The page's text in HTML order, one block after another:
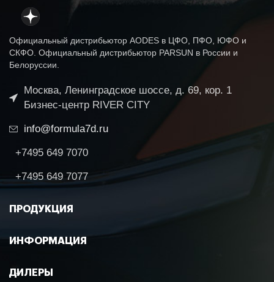
Официальный дистрибьютор AODES в ЦФО, ПФО, ЮФО и
СКФО. Официальный дистрибьютор PARSUN в России и
Белоруссии.
Москва, Ленинградское шоссе, д. 69, кор. 1
Бизнес-центр RIVER CITY
info@formula7d.ru
+7495 649 7070
+7495 649 7077
ПРОДУКЦИЯ
ИНФОРМАЦИЯ
ДИЛЕРЫ